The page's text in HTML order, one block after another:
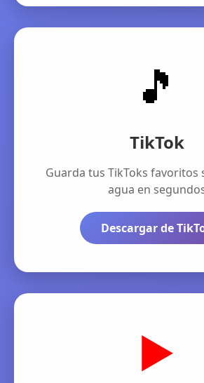
🎵
TikTok
Guarda tus TikToks favoritos
agua en
Descargar de
▶️